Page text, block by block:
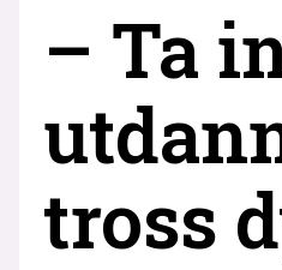
– Ta
tross